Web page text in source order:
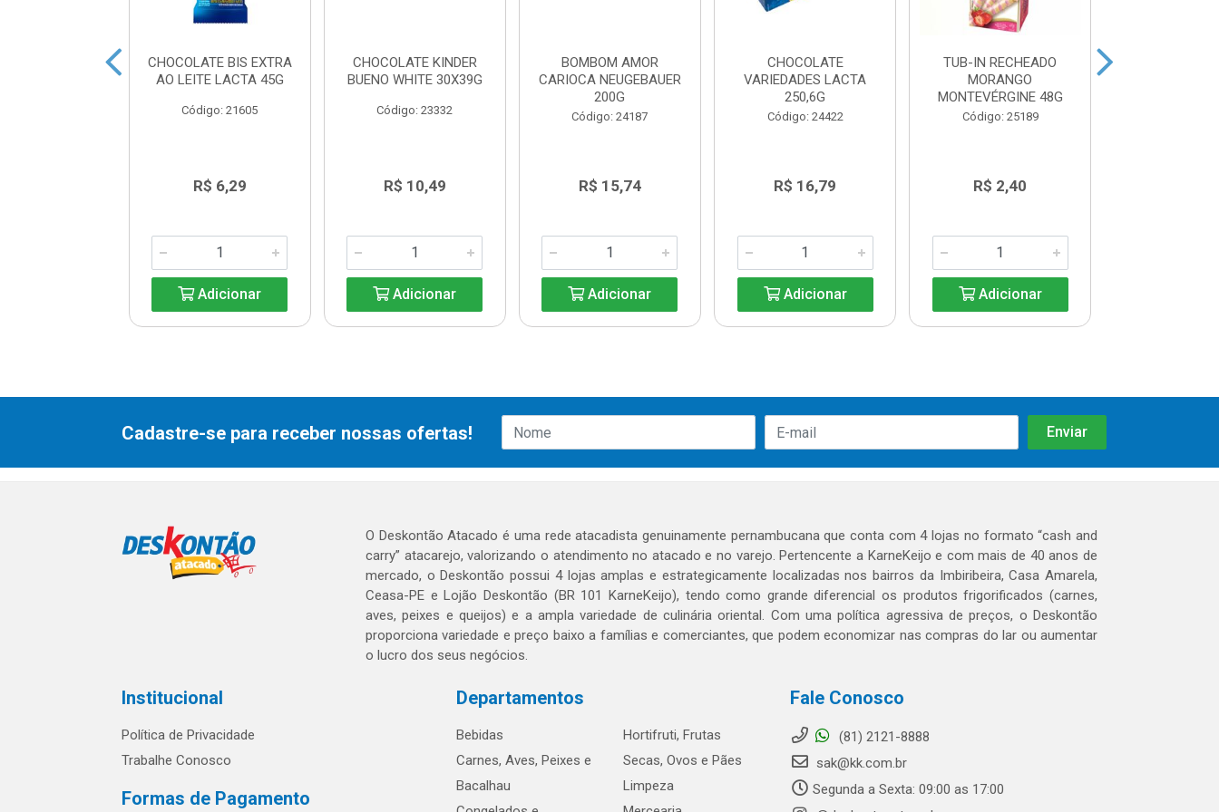
CHOCOLATE BIS EXTRA
AO LEITE LACTA 45G
Código: 21605
R$ 6,29
Adicionar
CHOCOLATE KINDER
BUENO WHITE 30X39G
Código: 23332
R$ 10,49
Adicionar
BOMBOM AMOR
CARIOCA NEUGEBAUER
200G
Código: 24187
R$ 15,74
Adicionar
CHOCOLATE
VARIEDADES LACTA
250,6G
Código: 24422
R$ 16,79
Adicionar
TUB-IN RECHEADO
MORANGO
MONTEVÉRGINE 48G
Código: 25189
R$ 2,40
Adicionar
Cadastre-se para receber nossas ofertas!
O Deskontão Atacado é uma rede atacadista genuinamente pernambucana que conta com 4 lojas no formato “cash and
carry” atacarejo, valorizando o atendimento no atacado e no varejo. Pertencente a KarneKeijo e com mais de 40 anos de
mercado, o Deskontão possui 4 lojas amplas e estrategicamente localizadas nos bairros da Imbiribeira, Casa Amarela,
Ceasa-PE e Lojão Deskontão (BR 101 KarneKeijo), tendo como grande diferencial os produtos frigorificados (carnes,
aves, peixes e queijos) e a ampla variedade de culinária oriental. Com uma política agressiva de preços, o Deskontão
proporciona variedade e preço baixo a famílias e comerciantes, que podem economizar nas compras do lar ou aumentar
o lucro dos seus negócios.
Institucional
Política de Privacidade
Trabalhe Conosco
Formas de Pagamento
Departamentos
Bebidas
Carnes, Aves, Peixes e
Bacalhau
Hortifruti, Frutas
Secas, Ovos e Pães
Limpeza
Fale Conosco
(81) 2121-8888
sak@kk.com.br
Segunda a Sexta: 09:00 as 17:00